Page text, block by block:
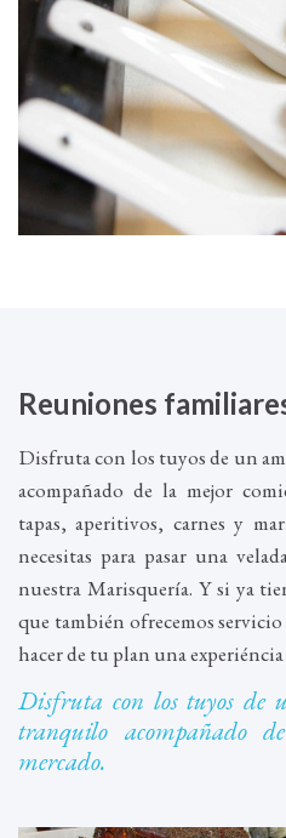
Reuniones
Disfruta con los tuyos de un
acompañado de la mejor
tapas, aperitivos, carnes y
necesitas para pasar una
nuestra Marisquería. Y si ya
que también ofrecemos
hacer de tu plan una
Disfruta con los tuyos de
tranquilo acompañado
mercado.